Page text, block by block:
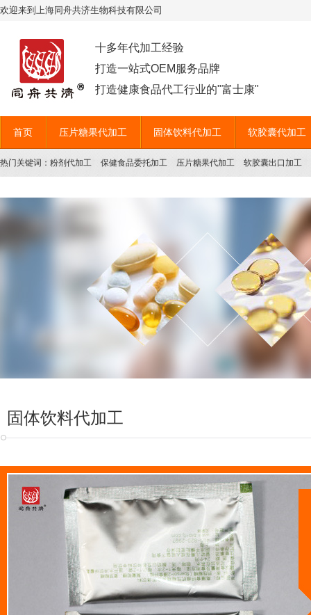
欢迎来到上海同舟共济生物科技有限公司
十多年代加工经验
打造一站式OEM服务品牌
打造健康食品代工行业的"富士康"
首页 压片糖果代加工 固体饮料代加工 软胶囊代加工
热门关键词： 粉剂代加工 保健食品委托加工 压片糖果代加工 软胶囊出口加工
固体饮料代加工